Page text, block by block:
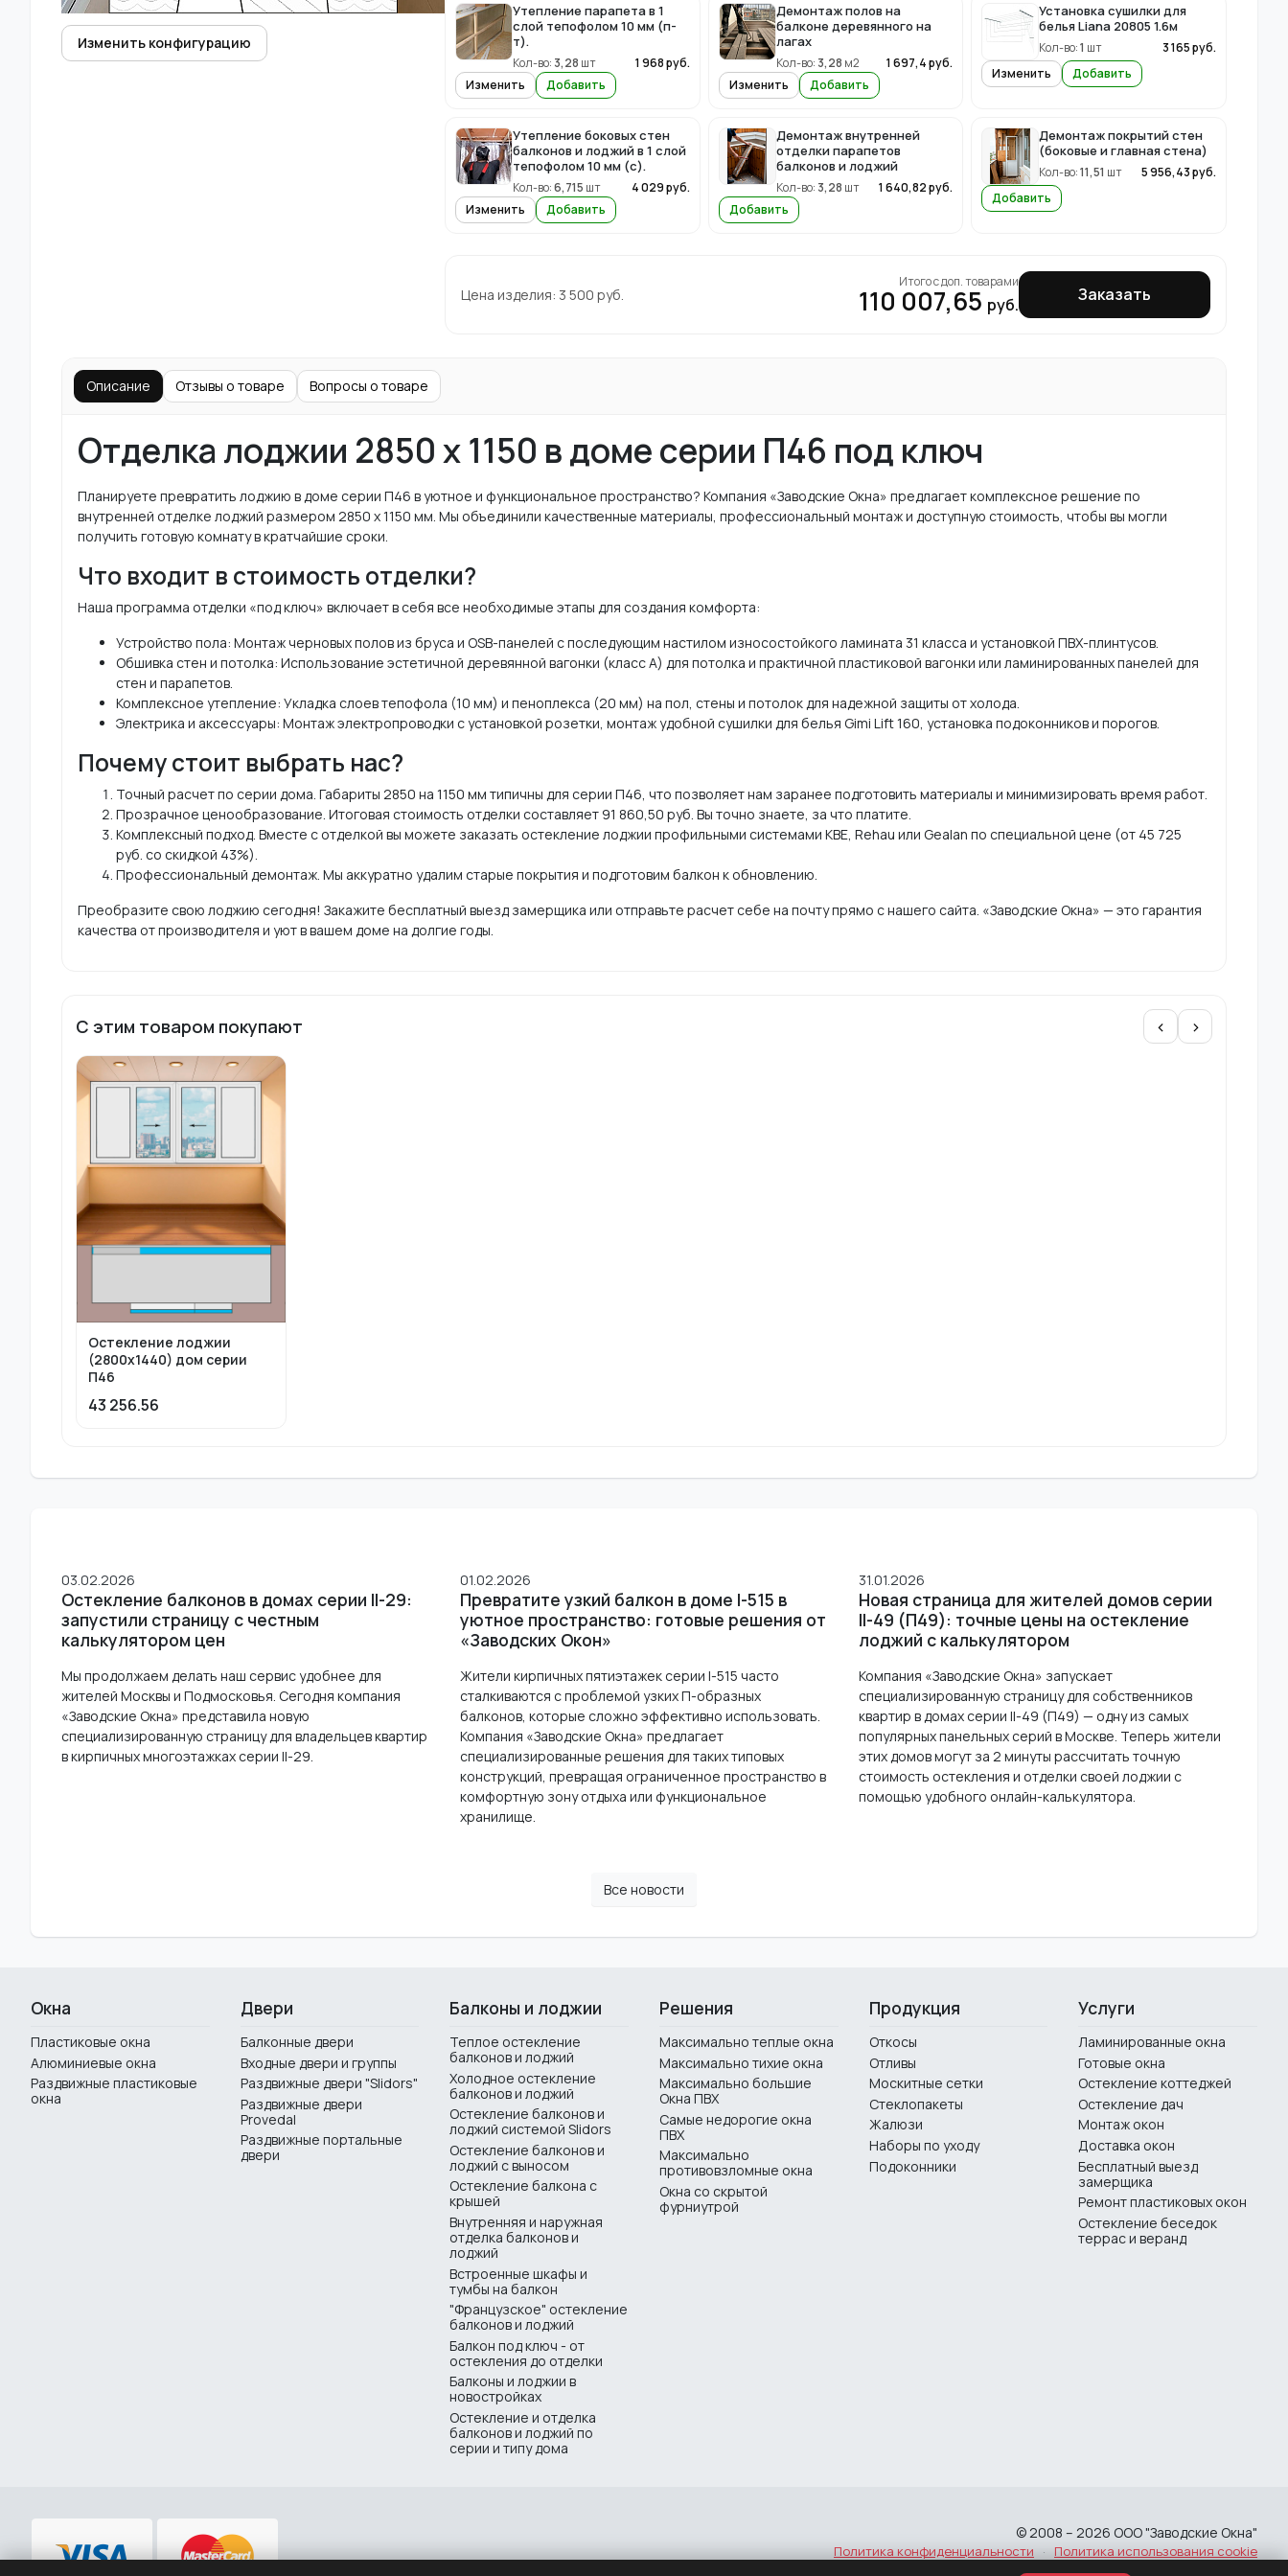
Изменить конфигурацию
Утепление парапета в 1
слой тепофолом 10 мм (п-
т).
Кол-во: 3,28 шт 1 968руб.
Изменить
Добавить
Демонтаж полов на
балконе деревянного на
лагах
Кол-во: 3,28 м2 1 697,4руб.
Изменить
Добавить
Установка сушилки для
белья Liana 20805 1.6м
Кол-во:1 шт 3 165руб.
Изменить
Добавить
Утепление боковых стен
балконов и лоджий в 1 слой
тепофолом 10 мм (с).
Кол-во:6,715 шт 4 029руб.
Изменить
Добавить
Демонтаж внутренней
отделки парапетов
балконов и лоджий
Кол-во: 3,28 шт 1 640,82руб.
Добавить
Демонтаж покрытий стен
(боковые и главная стена)
Кол-во:11,51 шт 5 956,43руб.
Добавить
Цена изделия: 3 500 руб.
Итого с доп. товарами
110 007,65 руб. Заказать
Описание Отзывы о товаре Вопросы о товаре
Отделка лоджии 2850 х 1150 в доме серии П46 под ключ
Планируете превратить лоджию в доме серии П46 в уютное и функциональное пространство? Компания «Заводские Окна» предлагает комплексное решение по
внутренней отделке лоджий размером 2850 х 1150 мм. Мы объединили качественные материалы, профессиональный монтаж и доступную стоимость, чтобы вы могли
получить готовую комнату в кратчайшие сроки.
Что входит в стоимость отделки?
Наша программа отделки «под ключ» включает в себя все необходимые этапы для создания комфорта:
Устройство пола: Монтаж черновых полов из бруса и OSB-панелей с последующим настилом износостойкого ламината 31 класса и установкой ПВХ-плинтусов.
Обшивка стен и потолка: Использование эстетичной деревянной вагонки (класс А) для потолка и практичной пластиковой вагонки или ламинированных панелей для
стен и парапетов.
Комплексное утепление: Укладка слоев тепофола (10 мм) и пеноплекса (20 мм) на пол, стены и потолок для надежной защиты от холода.
Электрика и аксессуары: Монтаж электропроводки с установкой розетки, монтаж удобной сушилки для белья Gimi Lift 160, установка подоконников и порогов.
Почему стоит выбрать нас?
Точный расчет по серии дома. Габариты 2850 на 1150 мм типичны для серии П46, что позволяет нам заранее подготовить материалы и минимизировать время работ.
Прозрачное ценообразование. Итоговая стоимость отделки составляет 91 860,50 руб. Вы точно знаете, за что платите.
Комплексный подход. Вместе с отделкой вы можете заказать остекление лоджии профильными системами KBE, Rehau или Gealan по специальной цене (от 45 725
руб. со скидкой 43%).
Профессиональный демонтаж. Мы аккуратно удалим старые покрытия и подготовим балкон к обновлению.
Преобразите свою лоджию сегодня! Закажите бесплатный выезд замерщика или отправьте расчет себе на почту прямо с нашего сайта. «Заводские Окна» — это гарантия
качества от производителя и уют в вашем доме на долгие годы.
С этим товаром покупают ‹ ›
Остекление лоджии
(2800х1440) дом серии
П46
43 256.56
03.02.2026
Остекление балконов в домах серии II-29:
запустили страницу с честным
калькулятором цен
Мы продолжаем делать наш сервис удобнее для
жителей Москвы и Подмосковья. Сегодня компания
«Заводские Окна» представила новую
специализированную страницу для владельцев квартир
в кирпичных многоэтажках серии II-29.
01.02.2026
Превратите узкий балкон в доме I-515 в
уютное пространство: готовые решения от
«Заводских Окон»
Жители кирпичных пятиэтажек серии I-515 часто
сталкиваются с проблемой узких П-образных
балконов, которые сложно эффективно использовать.
Компания «Заводские Окна» предлагает
специализированные решения для таких типовых
конструкций, превращая ограниченное пространство в
комфортную зону отдыха или функциональное
хранилище.
31.01.2026
Новая страница для жителей домов серии
II-49 (П49): точные цены на остекление
лоджий с калькулятором
Компания «Заводские Окна» запускает
специализированную страницу для собственников
квартир в домах серии II-49 (П49) — одну из самых
популярных панельных серий в Москве. Теперь жители
этих домов могут за 2 минуты рассчитать точную
стоимость остекления и отделки своей лоджии с
помощью удобного онлайн-калькулятора.
Все новости
Окна
Пластиковые окна
Алюминиевые окна
Раздвижные пластиковые
окна
Двери
Балконные двери
Входные двери и группы
Раздвижные двери "Slidors"
Раздвижные двери
Provedal
Раздвижные портальные
двери
Балконы и лоджии
Теплое остекление
балконов и лоджий
Холодное остекление
балконов и лоджий
Остекление балконов и
лоджий системой Slidors
Остекление балконов и
лоджий с выносом
Остекление балкона с
крышей
Внутренняя и наружная
отделка балконов и
лоджий
Встроенные шкафы и
тумбы на балкон
"Французское" остекление
балконов и лоджий
Балкон под ключ - от
остекления до отделки
Балконы и лоджии в
новостройках
Остекление и отделка
балконов и лоджий по
серии и типу дома
Решения
Максимально теплые окна
Максимально тихие окна
Максимально большие
Окна ПВХ
Самые недорогие окна
ПВХ
Максимально
противовзломные окна
Окна со скрытой
фурниутрой
Продукция
Откосы
Отливы
Москитные сетки
Стеклопакеты
Жалюзи
Наборы по уходу
Подоконники
Услуги
Ламинированные окна
Готовые окна
Остекление коттеджей
Остекление дач
Монтаж окон
Доставка окон
Бесплатный выезд
замерщика
Ремонт пластиковых окон
Остекление беседок
террас и веранд
© 2008 – 2026 ООО "Заводские Окна"
Политика конфиденциальности · Политика использования cookie